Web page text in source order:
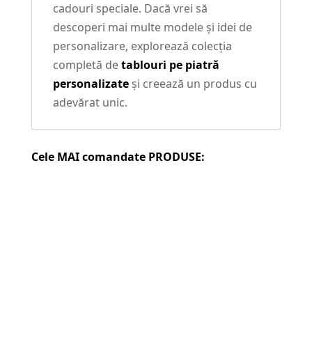
cadouri speciale. Dacă vrei să
descoperi mai multe modele și idei de
personalizare, explorează colecția
completă detablouri pe piatră
personalizateși creează un produs cu
adevărat unic.
Cele MAI comandate PRODUSE: